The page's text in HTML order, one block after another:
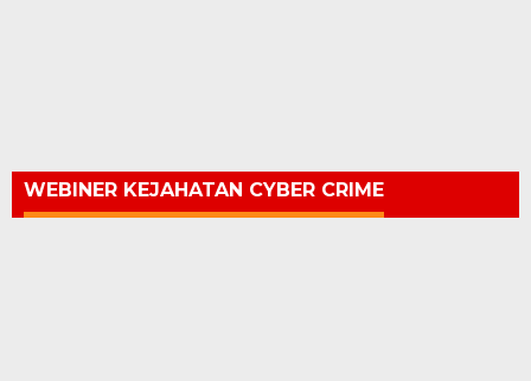
WEBINER KEJAHATAN CYBER CRIME